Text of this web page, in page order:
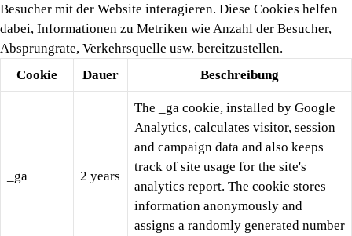
Besucher mit der Website interagieren. Diese Cookies helfen
dabei, Informationen zu Metriken wie Anzahl der Besucher,
Absprungrate, Verkehrsquelle usw. bereitzustellen.
Cookie
Dauer Beschreibung
_ga 2 years
The _ga cookie, installed by Google
Analytics, calculates visitor, session
and campaign data and also keeps
track of site usage for the site's
analytics report. The cookie stores
information anonymously and
assigns a randomly generated number